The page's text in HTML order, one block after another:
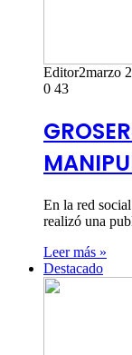
Editor2marzo
0 43
En la red
realizó una
Leer más »
Destacado